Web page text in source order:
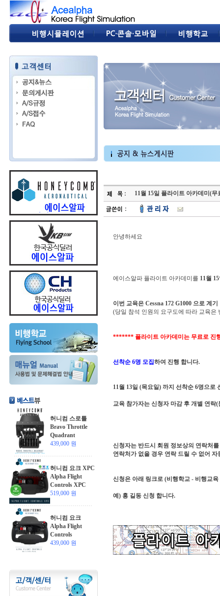
허니컴 스로틀
Bravo Throttle
Quadrant
439,000 원
허니컴 요크 XPC
Alpha Flight
Controls XPC
519,000 원
허니컴 요크
Alpha Flight
Controls
439,000 원
11월 15일 플라이트 아카데미(무
안녕하세요
에이스알파 플라이트 아카데미를 11월
이번 교육은 Cessna 172 G1000 으로 계
(당일 참석 인원의 요구도에 따라 교육은
******* 플라이트 아카데미는 무료로 진
선착순 6명 모집하여 진행 합니다.
11월 13일 (목요일) 까지 선착순 6명으로
교육 참가자는 신청자 마감 후 개별 연락
신청자는 반드시 회원 정보상의 연락처
연락처가 없을 경우 연락 드릴 수 없어 자
신청은 아래 링크로 (비행학교 - 비행교
예) 홍 길동 신청 합니다.